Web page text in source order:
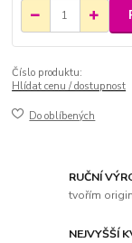
Číslo produktu:
Hlídat cenu / dostupnost
Do oblíbených
RUČNÍ
tvořím
NEJVYŠŠÍ